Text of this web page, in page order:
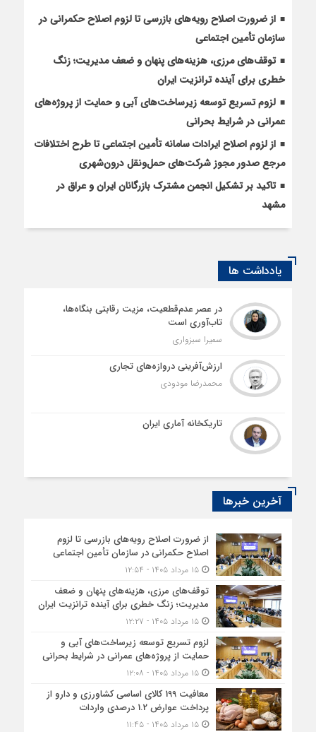
از ضرورت اصلاح رویه‌های بازرسی تا لزوم اصلاح حکمرانی در
سازمان تأمین اجتماعی
توقف‌های مرزی، هزینه‌های پنهان و ضعف مدیریت؛ زنگ
خطری برای آینده ترانزیت ایران
لزوم تسریع توسعه زیرساخت‌های آبی و حمایت از پروژه‌های
عمرانی در شرایط بحرانی
از لزوم اصلاح ایرادات سامانه تأمین اجتماعی تا طرح اختلافات
مرجع صدور مجوز شرکت‌های حمل‌ونقل درون‌شهری
تاکید بر تشکیل انجمن مشترک بازرگانان ایران و عراق در
مشهد
یادداشت ها
در عصر عدم‌قطعیت، مزیت رقابتی بنگاه‌ها،
تاب‌آوری است
سمیرا سبزواری
ارزش‌آفرینی دروازه‌های تجاری
محمدرضا مودودی
تاریکخانه آماری ایران
آخرین خبرها
از ضرورت اصلاح رویه‌های بازرسی تا لزوم
اصلاح حکمرانی در سازمان تأمین اجتماعی
۱۵ مرداد ۱۴۰۵ - ۱۲:۵۴
توقف‌های مرزی، هزینه‌های پنهان و ضعف
مدیریت؛ زنگ خطری برای آینده ترانزیت ایران
۱۵ مرداد ۱۴۰۵ - ۱۲:۲۷
لزوم تسریع توسعه زیرساخت‌های آبی و
حمایت از پروژه‌های عمرانی در شرایط بحرانی
۱۵ مرداد ۱۴۰۵ - ۱۲:۰۸
معافیت 199 کالای اساسی کشاورزی و دارو از
پرداخت عوارض 1.2 درصدی واردات
۱۵ مرداد ۱۴۰۵ - ۱۱:۴۵